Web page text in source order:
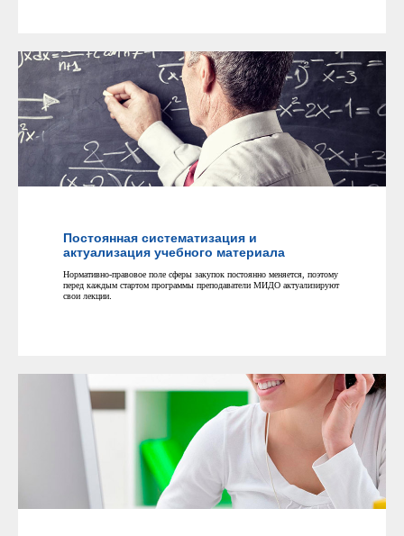
Постоянная систематизация и
актуализация учебного материала
Нормативно-правовое поле сферы закупок постоянно меняется, поэтому
перед каждым стартом программы преподаватели МИДО актуализируют
свои лекции.